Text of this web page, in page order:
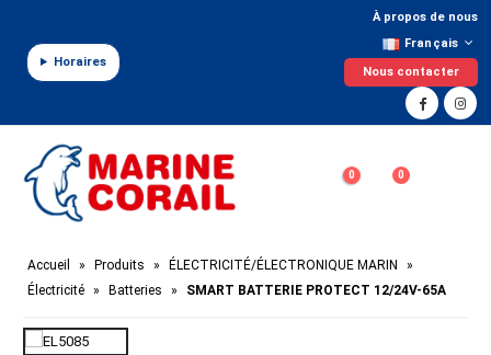
Horaires
À propos de nous
Français
Nous contacter
0 0
Accueil » Produits » ÉLECTRICITÉ/ÉLECTRONIQUE MARIN
»
Électricité » Batteries » SMART BATTERIE PROTECT 12/24V-65A